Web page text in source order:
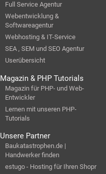
Full Service Agentur
Webentwicklung &
Softwareagentur
Webhosting & IT-Service
SEA , SEM und SEO Agentur
Userübersicht
Magazin & PHP Tutorials
Magazin für PHP- und Web-
Entwickler
Lernen mit unseren PHP-
Tutorials
Unsere Partner
Baukatastrophen.de |
Handwerker finden
estugo - Hosting für Ihren Shopr